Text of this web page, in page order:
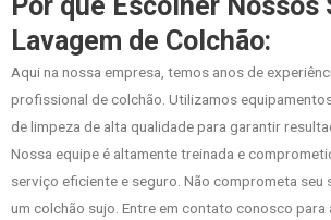
Lavagem de Colchão:
Aqui na nossa empresa, temos anos de
profissional de colchão. Utilizamos
de limpeza de alta qualidade para garantir
Nossa equipe é altamente treinada e
serviço eficiente e seguro. Não comprometa seu
um colchão sujo. Entre em contato conosco para